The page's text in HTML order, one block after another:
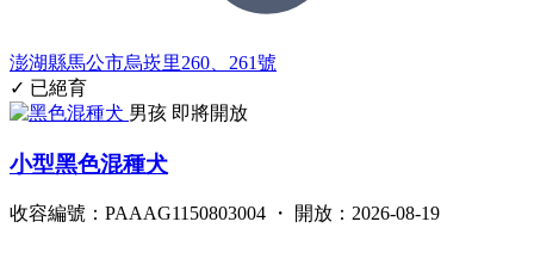
澎湖縣馬公市烏崁里260、261號
✓ 已絕育
男孩 即將開放
小型黑色混種犬
收容編號：PAAAG1150803004 ・ 開放：2026-08-19